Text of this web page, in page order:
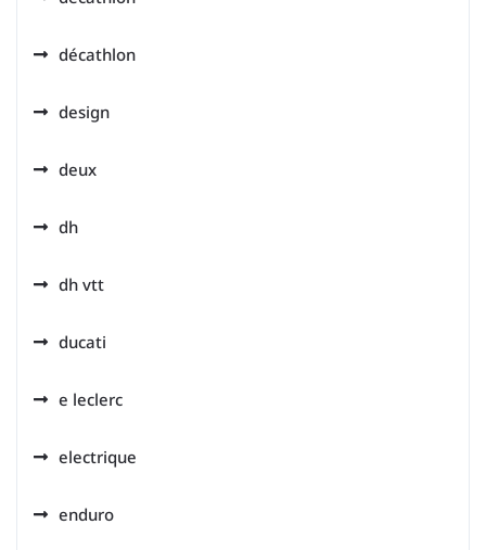
décathlon
design
deux
dh
dh vtt
ducati
e leclerc
electrique
enduro